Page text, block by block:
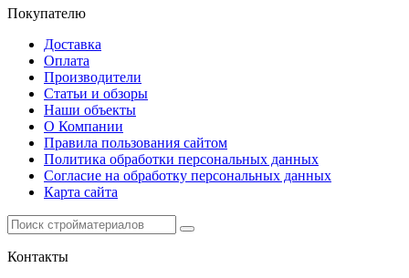
Покупателю
Доставка
Оплата
Производители
Статьи и обзоры
Наши объекты
О Компании
Правила пользования сайтом
Политика обработки персональных данных
Согласие на обработку персональных данных
Карта сайта
Контакты